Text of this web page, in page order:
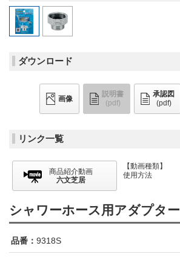
ダウンロード
画像
説明書
(pdf)
承認図
(pdf)
リンク一覧
商品紹介動画
六文芝居
【動画種類】
使用方法
シャワーホース用アダプター
品番： 9318S